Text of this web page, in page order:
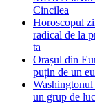
Cincilea
Horoscopul
radical de la
ta
Orașul din
puțin de un
Washingtonul
un grup de